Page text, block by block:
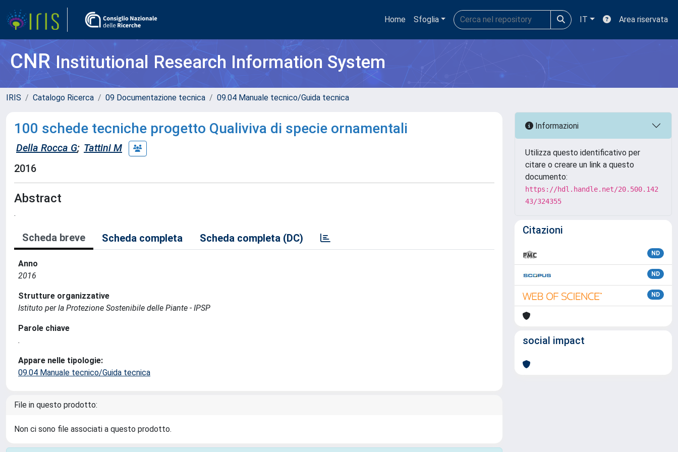
Home Sfoglia IT Area riservata
CNRInstitutional Research Information System
IRIS Catalogo Ricerca 09 Documentazione tecnica 09.04 Manuale tecnico/Guida tecnica
100 schede tecniche progetto Qualiviva di specie ornamentali
Della Rocca G; Tattini M
2016
Abstract
.
Scheda breve Scheda completa Scheda completa (DC)
Anno
2016
Strutture organizzative
Istituto per la Protezione Sostenibile delle Piante - IPSP
Parole chiave
.
Appare nelle tipologie:
09.04 Manuale tecnico/Guida tecnica
File in questo prodotto:
Non ci sono file associati a questo prodotto.
Informazioni
Utilizza questo identificativo per
citare o creare un link a questo
documento:
https://hdl.handle.net/20.500.142
43/324355
Citazioni
ND
ND
ND
social impact